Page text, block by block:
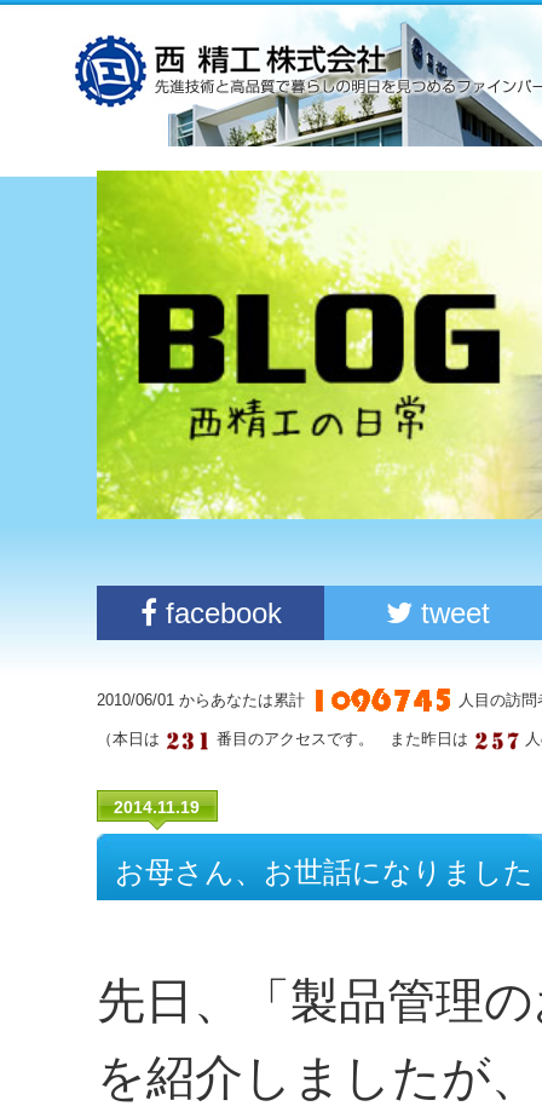
facebook tweet
2010/06/01 からあなたは累計 人目の訪
（本日は 番目のアクセスです。 また昨日は
2014.11.19
お母さん、お世話になりました
先日、「製品管理
を紹介しましたが、